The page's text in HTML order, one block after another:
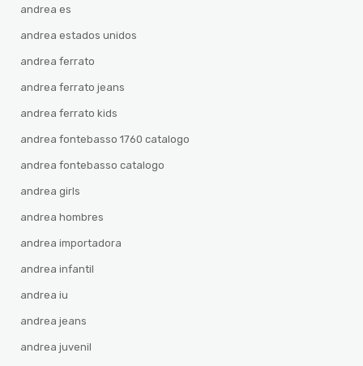
andrea es
andrea estados unidos
andrea ferrato
andrea ferrato jeans
andrea ferrato kids
andrea fontebasso 1760 catalogo
andrea fontebasso catalogo
andrea girls
andrea hombres
andrea importadora
andrea infantil
andrea iu
andrea jeans
andrea juvenil